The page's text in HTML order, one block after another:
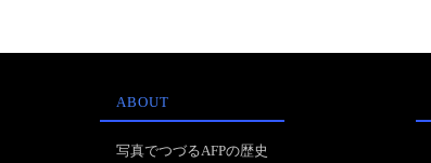
ABOUT
写真でつづるAFPの歴史